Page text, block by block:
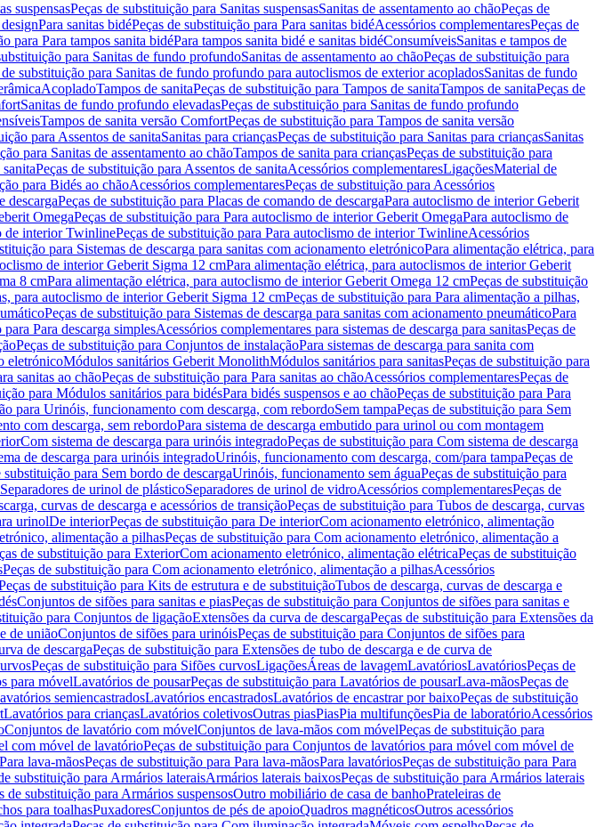
suspensasPeças de substituição para Sanitas suspensasSanitas de assentamento ao chãoPeças de
Para sanitas bidéPeças de substituição para Para sanitas bidéAcessórios complementaresPeças de
para Para tampos sanita bidéPara tampos sanita bidé e sanitas bidéConsumíveisSanitas e tampos de
para Sanitas de fundo profundoSanitas de assentamento ao chãoPeças de substituição para
de substituição para Sanitas de fundo profundo para autoclismos de exterior acopladosSanitas de fundo
AcopladoTampos de sanitaPeças de substituição para Tampos de sanitaTampos de sanitaPeças de
Sanitas de fundo profundo elevadasPeças de substituição para Sanitas de fundo profundo
Tampos de sanita versão ComfortPeças de substituição para Tampos de sanita versão
para Assentos de sanitaSanitas para criançasPeças de substituição para Sanitas para criançasSanitas
para Sanitas de assentamento ao chãoTampos de sanita para criançasPeças de substituição para
Peças de substituição para Assentos de sanitaAcessórios complementaresLigaçõesMaterial de
para Bidés ao chãoAcessórios complementaresPeças de substituição para Acessórios
descargaPeças de substituição para Placas de comando de descargaPara autoclismo de interior Geberit
OmegaPeças de substituição para Para autoclismo de interior Geberit OmegaPara autoclismo de
de interior TwinlinePeças de substituição para Para autoclismo de interior TwinlineAcessórios
para Sistemas de descarga para sanitas com acionamento eletrónicoPara alimentação elétrica, para
de interior Geberit Sigma 12 cmPara alimentação elétrica, para autoclismos de interior Geberit
8 cmPara alimentação elétrica, para autoclismo de interior Geberit Omega 12 cmPeças de substituição
para autoclismo de interior Geberit Sigma 12 cmPeças de substituição para Para alimentação a pilhas,
Peças de substituição para Sistemas de descarga para sanitas com acionamento pneumáticoPara
Para descarga simplesAcessórios complementares para sistemas de descarga para sanitasPeças de
Peças de substituição para Conjuntos de instalaçãoPara sistemas de descarga para sanita com
eletrónicoMódulos sanitários Geberit MonolithMódulos sanitários para sanitasPeças de substituição para
sanitas ao chãoPeças de substituição para Para sanitas ao chãoAcessórios complementaresPeças de
para Módulos sanitários para bidésPara bidés suspensos e ao chãoPeças de substituição para Para
para Urinóis, funcionamento com descarga, com rebordoSem tampaPeças de substituição para Sem
com descarga, sem rebordoPara sistema de descarga embutido para urinol ou com montagem
Com sistema de descarga para urinóis integradoPeças de substituição para Com sistema de descarga
de descarga para urinóis integradoUrinóis, funcionamento com descarga, com/para tampaPeças de
substituição para Sem bordo de descargaUrinóis, funcionamento sem águaPeças de substituição para
Separadores de urinol de plásticoSeparadores de urinol de vidroAcessórios complementaresPeças de
curvas de descarga e acessórios de transiçãoPeças de substituição para Tubos de descarga, curvas
urinolDe interiorPeças de substituição para De interiorCom acionamento eletrónico, alimentação
alimentação a pilhasPeças de substituição para Com acionamento eletrónico, alimentação a
de substituição para ExteriorCom acionamento eletrónico, alimentação elétricaPeças de substituição
Peças de substituição para Com acionamento eletrónico, alimentação a pilhasAcessórios
de substituição para Kits de estrutura e de substituiçãoTubos de descarga, curvas de descarga e
Conjuntos de sifões para sanitas e piasPeças de substituição para Conjuntos de sifões para sanitas e
para Conjuntos de ligaçãoExtensões da curva de descargaPeças de substituição para Extensões da
de uniãoConjuntos de sifões para urinóisPeças de substituição para Conjuntos de sifões para
de descargaPeças de substituição para Extensões de tubo de descarga e de curva de
Peças de substituição para Sifões curvosLigaçõesÁreas de lavagemLavatóriosLavatóriosPeças de
para móvelLavatórios de pousarPeças de substituição para Lavatórios de pousarLava-mãosPeças de
semiencastradosLavatórios encastradosLavatórios de encastrar por baixoPeças de substituição
Lavatórios para criançasLavatórios coletivosOutras piasPiasPia multifunçõesPia de laboratórioAcessórios
Conjuntos de lavatório com móvelConjuntos de lava-mãos com móvelPeças de substituição para
com móvel de lavatórioPeças de substituição para Conjuntos de lavatórios para móvel com móvel de
Para lava-mãosPeças de substituição para Para lava-mãosPara lavatóriosPeças de substituição para Para
substituição para Armários lateraisArmários laterais baixosPeças de substituição para Armários laterais
de substituição para Armários suspensosOutro mobiliário de casa de banhoPrateleiras de
para toalhasPuxadoresConjuntos de pés de apoioQuadros magnéticosOutros acessórios